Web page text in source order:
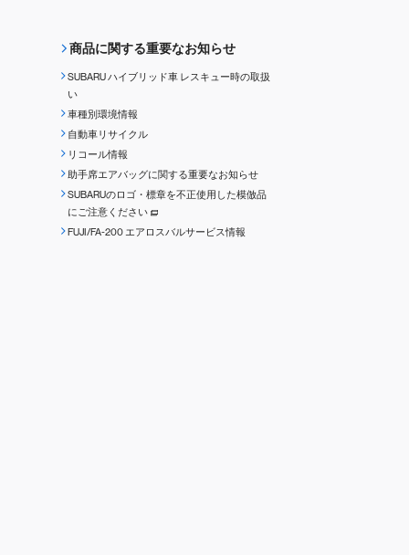
商品に関する重要なお知らせ
SUBARU ハイブリッド車 レスキュー時の取扱
い
車種別環境情報
自動車リサイクル
リコール情報
助手席エアバッグに関する重要なお知らせ
SUBARUのロゴ・標章を不正使用した模倣品
にご注意ください
FUJI/FA-200 エアロスバルサービス情報